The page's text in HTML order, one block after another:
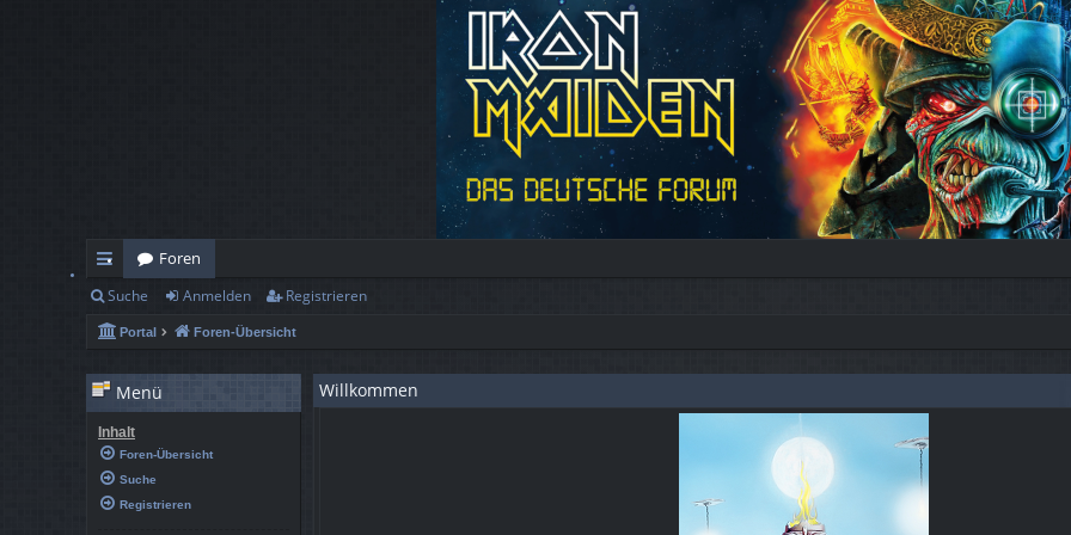
ch
ne
llz
ug
rif
Foren
Suche Anmelden Registrieren
Portal Foren-Übersicht
Willkommen
Menü
Inhalt
Foren-Übersicht
Suche
Registrieren